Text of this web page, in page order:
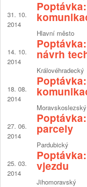
31. 10.
2014
Hlavní město
14. 10.
2014
návrh
Královéhradecký
18. 08.
2014
Moravskoslezský
27. 06.
2014
parcely
Pardubický
25. 03.
2014
vjezdu
Jihomoravský